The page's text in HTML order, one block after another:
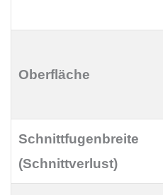
Oberfläche
Schnittfugenbreite
(Schnittverlust)